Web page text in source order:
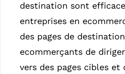
destination sont
entreprises en
des pages de
ecommerçants de
vers des pages cibles et